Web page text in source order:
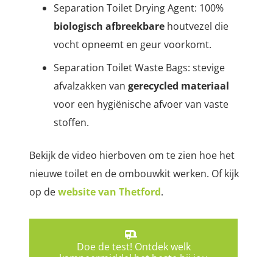
Separation Toilet Drying Agent: 100%
biologisch afbreekbare houtvezel die
vocht opneemt en geur voorkomt.
Separation Toilet Waste Bags: stevige
afvalzakken van gerecycled materiaal
voor een hygiënische afvoer van vaste
stoffen.
Bekijk de video hierboven om te zien hoe het
nieuwe toilet en de ombouwkit werken. Of kijk
op dewebsite van Thetford.
Doe de test! Ontdek welk